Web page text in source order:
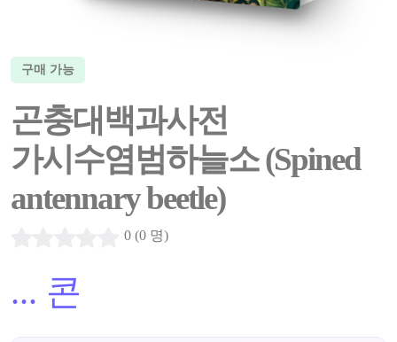
구매 가능
곤충대백과사전
가시수염범하늘소 (Spined
antennary beetle)
0 (0 명)
... 콘